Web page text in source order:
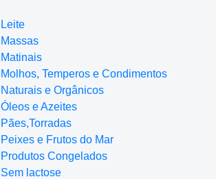
Leite
Massas
Matinais
Molhos, Temperos e Condimentos
Naturais e Orgânicos
Óleos e Azeites
Pães,Torradas
Peixes e Frutos do Mar
Produtos Congelados
Sem lactose